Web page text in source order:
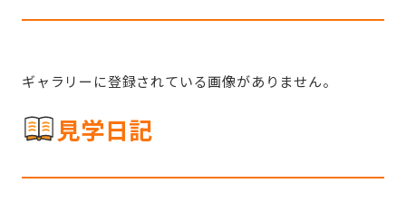
ギャラリーに登録されている画像がありません。
見学日記